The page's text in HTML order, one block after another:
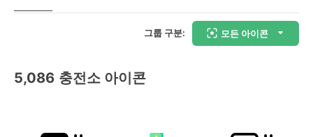
그룹 구분: 모든 아이콘
5,086 충전소 아이콘